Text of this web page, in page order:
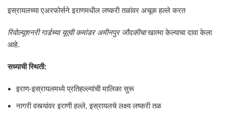
इस्रायलच्या एअरफोर्सने इराणमधील लष्करी तळांवर अचूक हल्ले करत
रिवोल्यूशनरी गार्डच्या यूएवी कमांडर अमीनपुर जौदकीचाखात्मा केल्याचा दावा केला
आहे.
सध्याची स्थिती:
इराण-इस्रायलमध्ये प्रतिहल्ल्यांची मालिका सुरू
नागरी वस्त्यांवर इराणी हल्ले, इस्रायलचे लक्ष्य लष्करी तळ